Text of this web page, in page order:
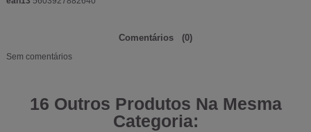
Comentários (0)
Sem comentários
16 Outros Produtos Na Mesma
Categoria: